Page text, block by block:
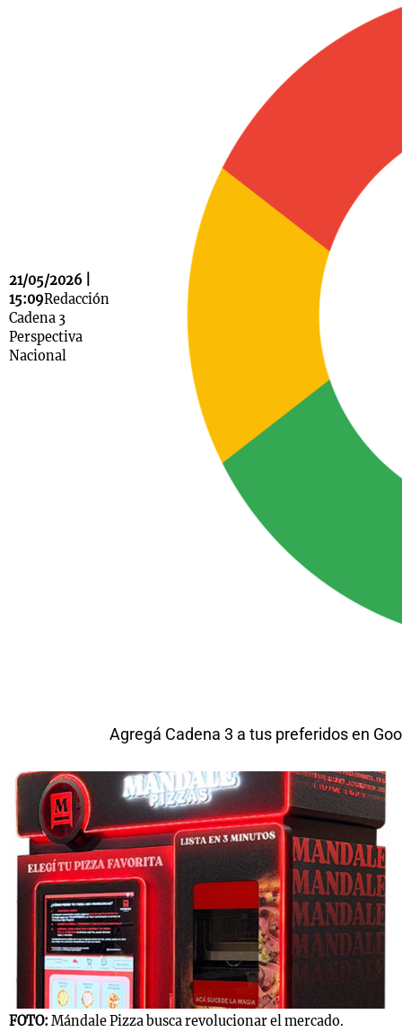
21/05/2026 |
15:09Redacción
Cadena 3
Perspectiva
Nacional
Agregá Cadena 3 a tus preferidos en
FOTO: Mándale Pizza busca revolucionar el mercado.
Notas